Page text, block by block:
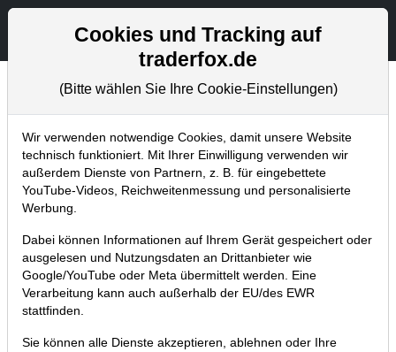
Aktien- und Artikelsuche
Tradingerfolge
Home Blog Tradingerfolge
Depotwert NVIDIA: Schon +40 %.
Unser Masterplan für den Virtual
Reality Trend!
16.05.2016 um 17:24 Uhr | TraderFox GmbH
Cookies und Tracking auf
traderfox.de
(Bitte wählen Sie Ihre Cookie-Einstellungen)
Wir verwenden notwendige Cookies, damit unsere Website
technisch funktioniert. Mit Ihrer Einwilligung verwenden wir
außerdem Dienste von Partnern, z. B. für eingebettete
YouTube-Videos, Reichweitenmessung und personalisierte
Werbung.
Dabei können Informationen auf Ihrem Gerät gespeichert oder
ausgelesen und Nutzungsdaten an Drittanbieter wie
Google/YouTube oder Meta übermittelt werden. Eine
Verarbeitung kann auch außerhalb der EU/des EWR
stattfinden.
Sie können alle Dienste akzeptieren, ablehnen oder Ihre